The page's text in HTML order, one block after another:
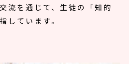
流を通じて、生徒の「知的
しています。